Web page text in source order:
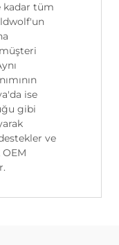
kadar tüm
ise
gibi
ve